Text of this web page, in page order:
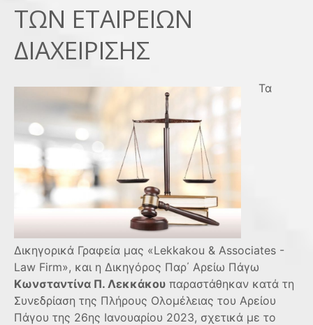
ΤΩΝ ΕΤΑΙΡΕΙΩΝ
ΔΙΑΧΕΙΡΙΣΗΣ
Τα
Δικηγορικά Γραφεία μας «Lekkakou & Associates -
Law Firm», και η Δικηγόρος Παρ΄ Αρείω Πάγω
Κωνσταντίνα Π. Λεκκάκου παραστάθηκαν κατά τη
Συνεδρίαση της Πλήρους Ολομέλειας του Αρείου
Πάγου της 26ης Ιανουαρίου 2023, σχετικά με το